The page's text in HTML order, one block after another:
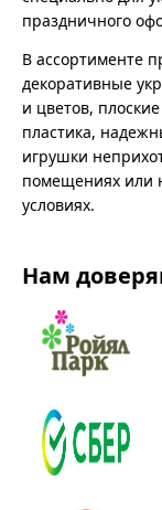
праздничного
В ассортименте
декоративные
и цветов,
пластика,
игрушки
помещениях или
условиях.
Нам